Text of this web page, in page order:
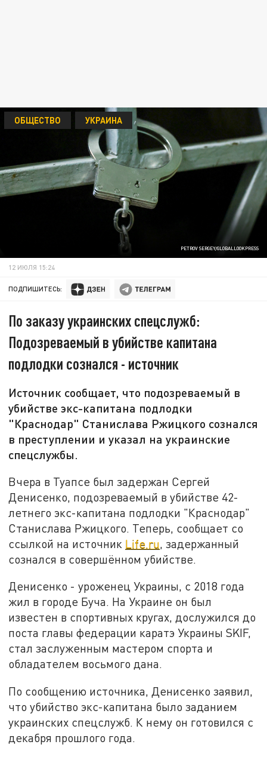
PETROV SERGEY/GLOBALLOOKPRESS
ОБЩЕСТВО УКРАИНА
12 ИЮЛЯ 15:24
ПОДПИШИТЕСЬ:
По заказу украинских спецслужб:
Подозреваемый в убийстве капитана
подлодки сознался - источник
Источник сообщает, что подозреваемый в
убийстве экс-капитана подлодки
"Краснодар" Станислава Ржицкого сознался
в преступлении и указал на украинские
спецслужбы.
Вчера в Туапсе был задержан Сергей
Денисенко, подозреваемый в убийстве 42-
летнего экс-капитана подлодки "Краснодар"
Станислава Ржицкого. Теперь, сообщает со
ссылкой на источник Life.ru, задержанный
сознался в совершённом убийстве.
Денисенко - уроженец Украины, с 2018 года
жил в городе Буча. На Украине он был
известен в спортивных кругах, дослужился до
поста главы федерации каратэ Украины SKIF,
стал заслуженным мастером спорта и
обладателем восьмого дана.
По сообщению источника, Денисенко заявил,
что убийство экс-капитана было заданием
украинских спецслужб. К нему он готовился с
декабря прошлого года.